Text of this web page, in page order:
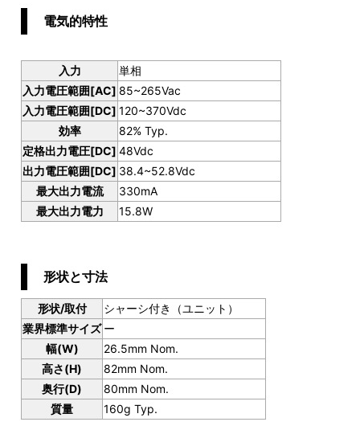
電気的特性
入力
単相
入力電圧範囲[AC] 85~265Vac
入力電圧範囲[DC] 120~370Vdc
効率
82% Typ.
定格出力電圧[DC] 48Vdc
出力電圧範囲[DC] 38.4~52.8Vdc
最大出力電流
330mA
最大出力電力
15.8W
形状と寸法
形状/取付
シャーシ付き（ユニット）
業界標準サイズ ー
幅(W)
26.5mm Nom.
高さ(H)
82mm Nom.
奥行(D)
80mm Nom.
質量
160g Typ.